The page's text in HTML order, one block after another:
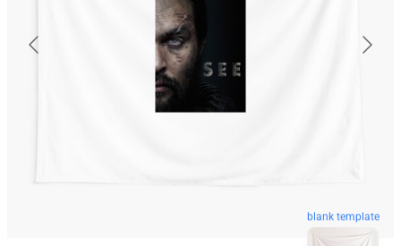
blank template